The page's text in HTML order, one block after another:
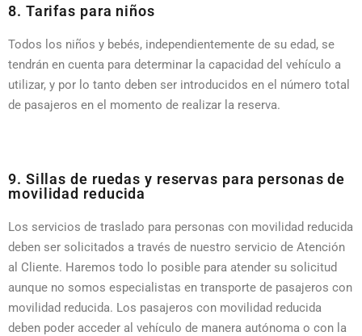
8. Tarifas para niños
Todos los niños y bebés, independientemente de su edad, se
tendrán en cuenta para determinar la capacidad del vehículo a
utilizar, y por lo tanto deben ser introducidos en el número total
de pasajeros en el momento de realizar la reserva.
9. Sillas de ruedas y reservas para personas de
movilidad reducida
Los servicios de traslado para personas con movilidad reducida
deben ser solicitados a través de nuestro servicio de Atención
al Cliente. Haremos todo lo posible para atender su solicitud
aunque no somos especialistas en transporte de pasajeros con
movilidad reducida. Los pasajeros con movilidad reducida
deben poder acceder al vehículo de manera autónoma o con la